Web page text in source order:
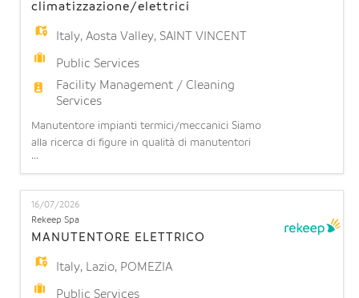
DE
PT
climatizzazione/elettrici
Italy,Aosta Valley, SAINT VINCENT
Public Services
Facility Management / Cleaning
Services
Manutentore impianti termici/meccanici Siamo
alla ricerca di figure in qualità di manutentori
impianti termici/meccanici turnisti per
potenziamento team operativo presso CASINO'
SAINT VINCENT (CASINO' DE LA VELLEE')
Requisiti richiesti: - Preferibile se in possesso di
Diploma tecnico o attestato di qualifica; -
Esperienza manutenzione su imp
...
16/07/2026
Rekeep Spa
MANUTENTORE ELETTRICO
Italy, Lazio, POMEZIA
Public Services